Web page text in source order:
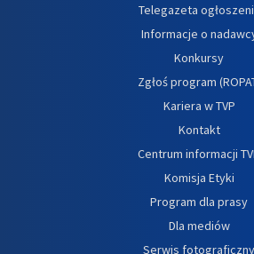
Telegazeta
Informacje o
Konkursy
Zgłoś program
Kariera w TVP
Kontakt
Centrum informacji
Komisja Etyki
Program dla prasy
Dla mediów
Serwis fotograficzny